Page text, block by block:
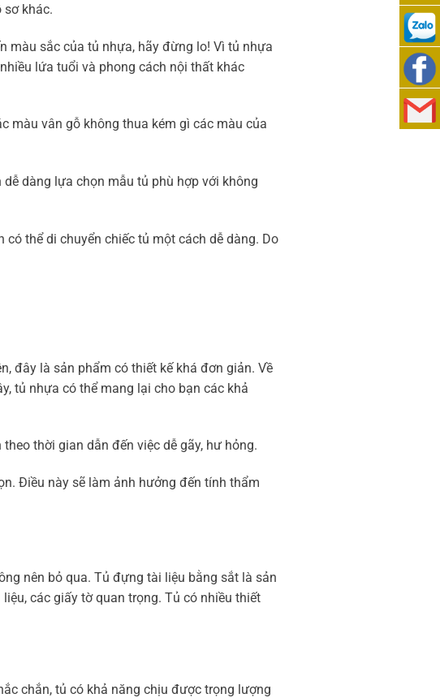
sơ khác.
màu sắc của tủ nhựa, hãy đừng lo! Vì tủ nhựa
lứa tuổi và phong cách nội thất khác
màu vân gỗ không thua kém gì các màu của
dàng lựa chọn mẫu tủ phù hợp với không
thể di chuyển chiếc tủ một cách dễ dàng. Do
đây là sản phẩm có thiết kế khá đơn giản. Về
tủ nhựa có thể mang lại cho bạn các khả
thời gian dẫn đến việc dễ gãy, hư hỏng.
Điều này sẽ làm ảnh hưởng đến tính thẩm
nên bỏ qua. Tủ đựng tài liệu bằng sắt là sản
các giấy tờ quan trọng. Tủ có nhiều thiết
chắn, tủ có khả năng chịu được trọng lượng
0938
989
276
0938
989
Việt